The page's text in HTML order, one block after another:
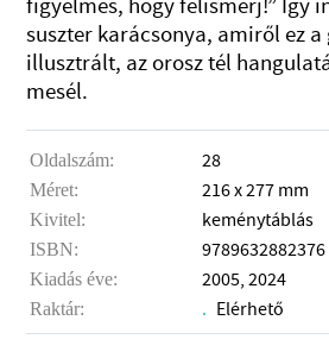
figyelmes, hogy felismerj!” Így
suszter karácsonya, amiről ez a
illusztrált, az orosz tél
mesél.
Oldalszám: 28
Méret: 216 x 277 mm
Kivitel: keménytáblás
ISBN: 9789632882376
Kiadás éve: 2005, 2024
Raktár: . Elérhető